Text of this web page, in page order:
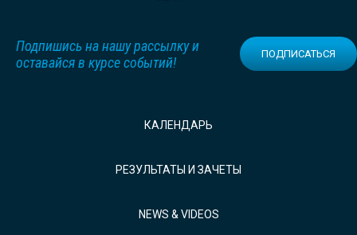
Подпишись на нашу рассылку и
оставайся в курсе событий!
ПОДПИСАТЬСЯ
КАЛЕНДАРЬ
РЕЗУЛЬТАТЫ И ЗАЧЕТЫ
NEWS & VIDEOS